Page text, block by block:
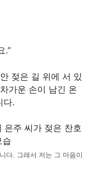
.”
젖은 길 위에 서 있
가운 손이 남긴 온
다.
다. 그래서 저는 그 마음이